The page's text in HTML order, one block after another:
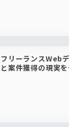
フリーランスWeb
と案件獲得の現実